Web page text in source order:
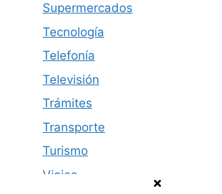
Supermercados
Tecnología
Telefonía
Televisión
Trámites
Transporte
Turismo
Viajes